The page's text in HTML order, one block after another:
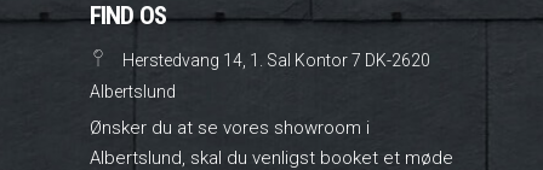
FIND OS
Herstedvang 14, 1. Sal Kontor 7 DK-2620
Albertslund
Ønsker du at se vores showroom i
Albertslund, skal du venligst booket et møde